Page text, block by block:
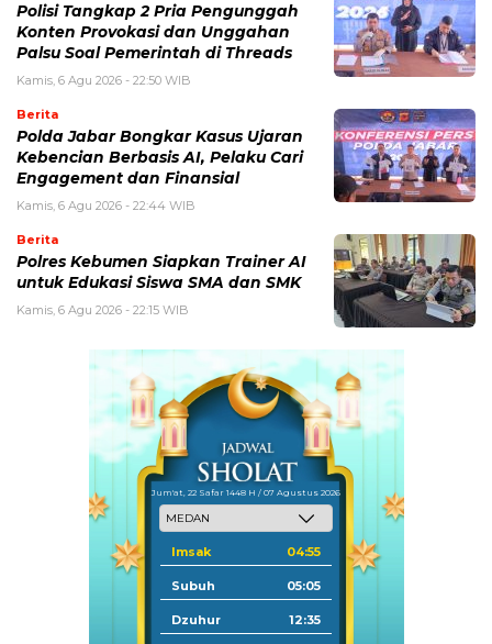
Polisi Tangkap 2 Pria Pengunggah
Konten Provokasi dan Unggahan
Palsu Soal Pemerintah di Threads
Kamis, 6 Agu 2026 - 22:50 WIB
Berita
Polda Jabar Bongkar Kasus Ujaran
Kebencian Berbasis AI, Pelaku Cari
Engagement dan Finansial
Kamis, 6 Agu 2026 - 22:44 WIB
Berita
Polres Kebumen Siapkan Trainer AI
untuk Edukasi Siswa SMA dan SMK
Kamis, 6 Agu 2026 - 22:15 WIB
Jum'at, 22 Safar 1448 H / 07 Agustus 2026
Imsak 04:55
Subuh 05:05
Dzuhur 12:35